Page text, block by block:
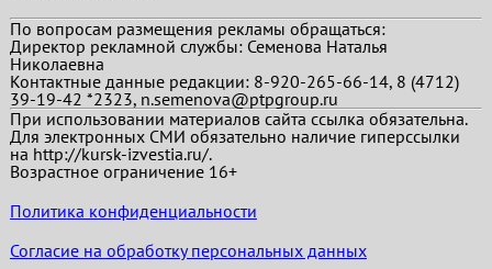
По вопросам размещения рекламы обращаться:
Директор рекламной службы: Семенова Наталья
Николаевна
Контактные данные редакции: 8-920-265-66-14, 8 (4712)
39-19-42 *2323, n.semenova@ptpgroup.ru
При использовании материалов сайта ссылка обязательна.
Для электронных СМИ обязательно наличие гиперссылки
на http://kursk-izvestia.ru/.
Возрастное ограничение 16+
Политика конфиденциальности
Согласие на обработку персональных данных